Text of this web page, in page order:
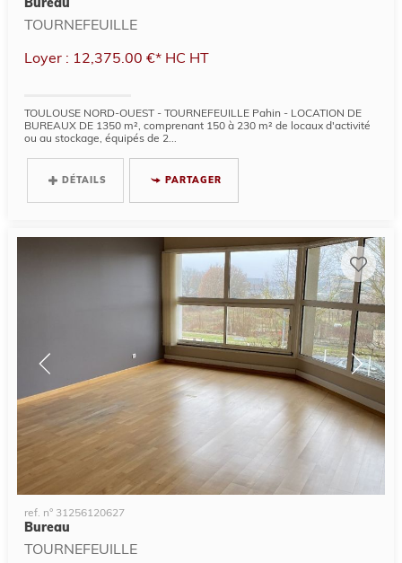
TOURNEFEUILLE
Loyer : 12,375.00 €* HC HT
TOULOUSE NORD-OUEST - TOURNEFEUILLE Pahin - LOCATION DE
BUREAUX DE 1350 m², comprenant 150 à 230 m² de locaux d'activité
ou au stockage, équipés de 2...
DÉTAILS PARTAGER
ref. n° 31256120627
Bureau
TOURNEFEUILLE